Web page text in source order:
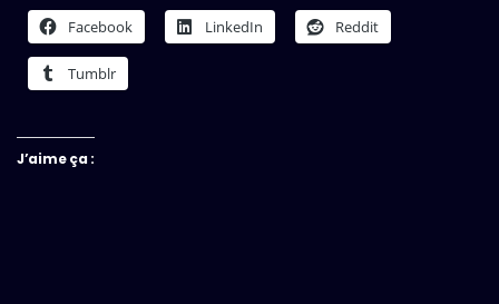
Facebook LinkedIn Reddit
Tumblr
J’aime ça :